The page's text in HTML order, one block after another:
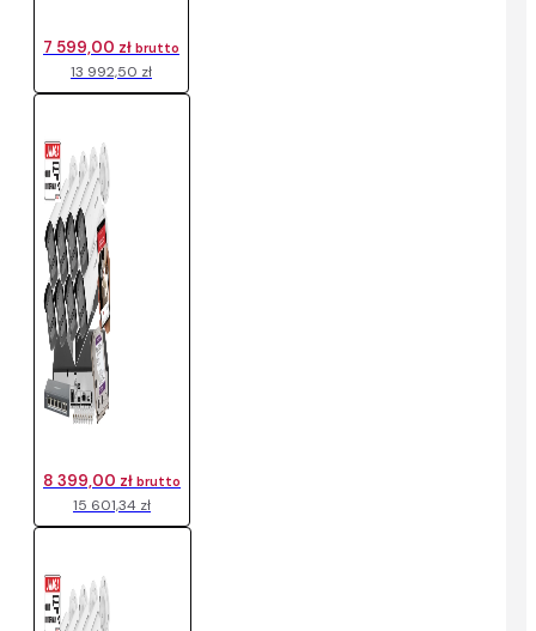
13 992,50 zł
7 599,00 zł brutto
15 601,34 zł
8 399,00 zł brutto